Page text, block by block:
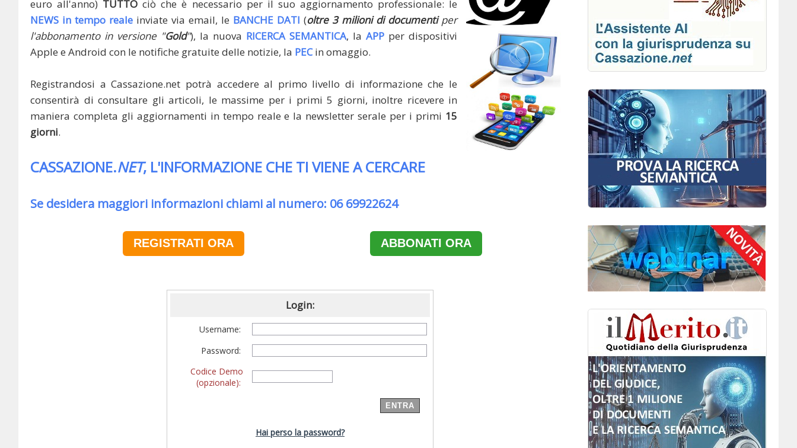
euro all'anno) TUTTO ciò che è necessario per il suo aggiornamento professionale: le
NEWS in tempo reale inviate via email, le BANCHE DATI (oltre 3 milioni di documentiper
l'abbonamento in versione "Gold"), la nuova RICERCA SEMANTICA, la APP per dispositivi
Apple e Android con le notifiche gratuite delle notizie, la PECin omaggio.
Registrandosi a Cassazione.net potrà accedere al primo livello di informazione che le
consentirà di consultare gli articoli, le massime per i primi 5 giorni, inoltre ricevere in
maniera completa gli aggiornamenti in tempo reale e la newsletter serale per i primi 15
giorni.
CASSAZIONE.NET, L'INFORMAZIONE CHE TI VIENE A CERCARE
Se desidera maggiori informazioni chiami al numero: 06 69922624
REGISTRATI ORA ABBONATI ORA
Login:
Username:
Password:
Codice Demo
(opzionale):
Hai perso la password?